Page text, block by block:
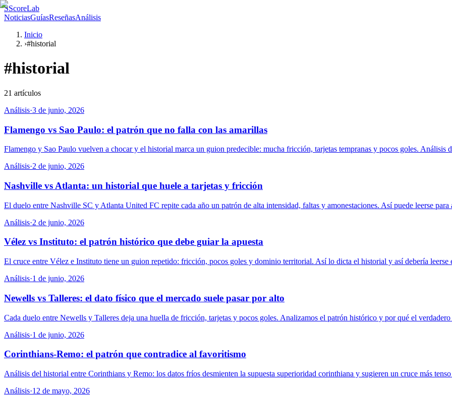
SScoreLab
NoticiasGuíasReseñasAnálisis
Inicio
›#historial
#historial
21 artículos
Análisis·3 de junio, 2026
Flamengo vs Sao Paulo: el patrón que no falla con las amarillas
Flamengo y Sao Paulo vuelven a chocar y el historial marca un guion predecible: mucha fricción, tarjetas tempranas y pocos goles. Análisis
Análisis·2 de junio, 2026
Nashville vs Atlanta: un historial que huele a tarjetas y fricción
El duelo entre Nashville SC y Atlanta United FC repite cada año un patrón de alta intensidad, faltas y amonestaciones. Así puede leerse para
Análisis·2 de junio, 2026
Vélez vs Instituto: el patrón histórico que debe guiar la apuesta
El cruce entre Vélez e Instituto tiene un guion repetido: fricción, pocos goles y dominio territorial. Así lo dicta el historial y así debería leerse
Análisis·1 de junio, 2026
Newells vs Talleres: el dato físico que el mercado suele pasar por alto
Cada duelo entre Newells y Talleres deja una huella de fricción, tarjetas y pocos goles. Analizamos el patrón histórico y por qué el
Análisis·1 de junio, 2026
Corinthians-Remo: el patrón que contradice al favoritismo
Análisis del historial entre Corinthians y Remo: los datos fríos desmienten la supuesta superioridad corinthiana y sugieren un cruce más
Análisis·12 de mayo, 2026